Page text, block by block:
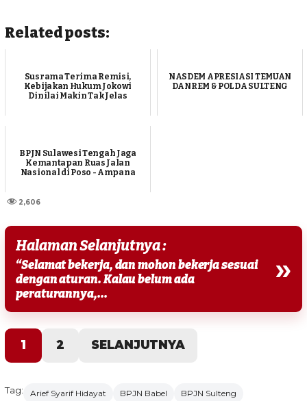
Related posts:
Susrama Terima Remisi,
Kebijakan Hukum Jokowi
Dinilai Makin Tak Jelas
NASDEM APRESIASI TEMUAN
DANREM & POLDA SULTENG
BPJN Sulawesi Tengah Jaga
Kemantapan Ruas Jalan
Nasional di Poso - Ampana
2,606
Halaman Selanjutnya :
“Selamat bekerja, dan mohon bekerja sesuai
dengan aturan. Kalau belum ada
peraturannya,...
»
1 2 SELANJUTNYA
Tag: Arief Syarif Hidayat BPJN Babel
BPJN Sulteng